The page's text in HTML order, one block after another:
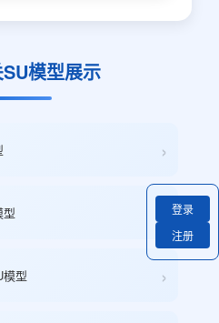
模型展示
›
型
型 ›
登录
注册